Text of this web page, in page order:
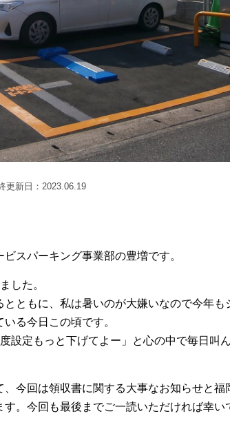
更新日：2023.06.19
スパーキング事業部の豊増です。
した。
ともに、私は暑いのが大嫌いなので今年
る今日この頃です。
設定もっと下げてよー」と心の中で毎日叫
今回は領収書に関する大事なお知らせと
。今回も最後までご一読いただければ幸い